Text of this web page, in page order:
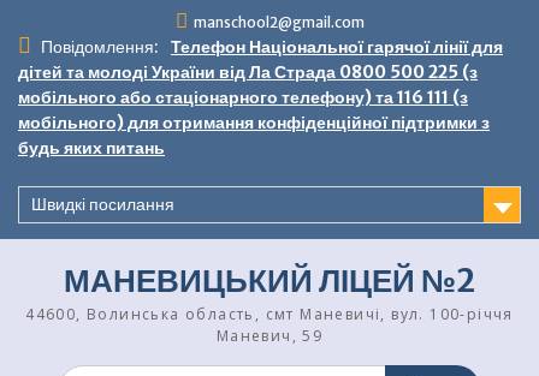
вмісту
manschool2@gmail.com
Повідомлення:
Телефон Національної гарячої лінії для
дітей та молоді України від Ла Страда 0800 500 225 (з
мобільного або стаціонарного телефону) та 116 111 (з
мобільного) для отримання конфіденційної підтримки з
будь яких питань
Швидкі посилання
МАНЕВИЦЬКИЙ ЛІЦЕЙ №2
44600, Волинська область, смт Маневичі, вул. 100-річчя
Маневич, 59